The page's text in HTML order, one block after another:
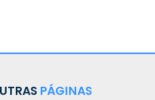
PÁGINAS